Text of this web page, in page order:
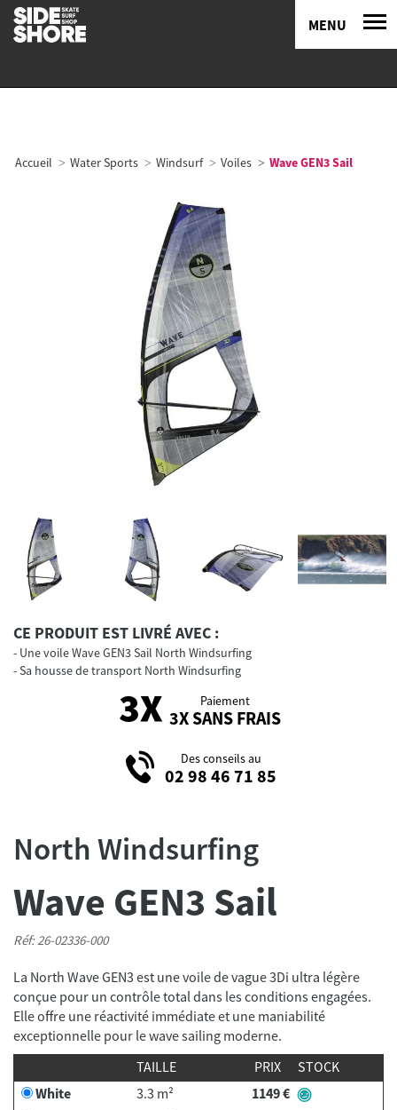
MENU
Accueil Water Sports Windsurf Voiles Wave GEN3 Sail
CE PRODUIT EST LIVRÉ AVEC :
Une voile Wave GEN3 Sail North Windsurfing
Sa housse de transport North Windsurfing
Paiement
3X SANS FRAIS
Des conseils au
02 98 46 71 85
North Windsurfing
Wave GEN3 Sail
Réf: 26-02336-000
La North Wave GEN3 est une voile de vague 3Di ultra légère
conçue pour un contrôle total dans les conditions engagées.
Elle offre une réactivité immédiate et une maniabilité
exceptionnelle pour le wave sailing moderne.
TAILLE
PRIX
STOCK
White
3.3 m²
1149 €